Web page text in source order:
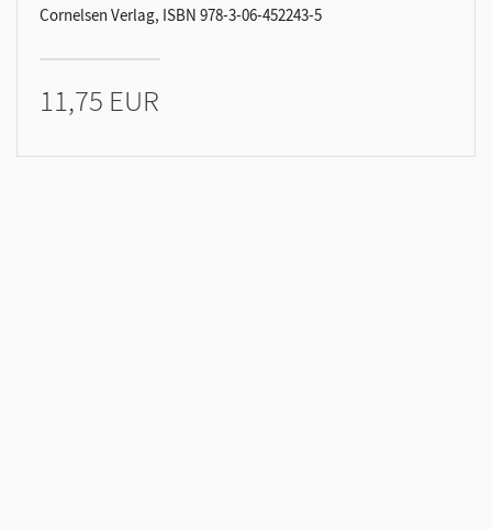
Cornelsen Verlag, ISBN 978-3-06-452243-5
11,75 EUR